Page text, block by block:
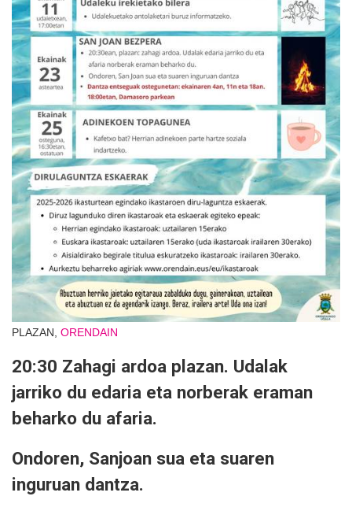
PLAZAN, ORENDAIN
20:30 Zahagi ardoa plazan. Udalak
jarriko du edaria eta norberak eraman
beharko du afaria.
Ondoren, Sanjoan sua eta suaren
inguruan dantza.